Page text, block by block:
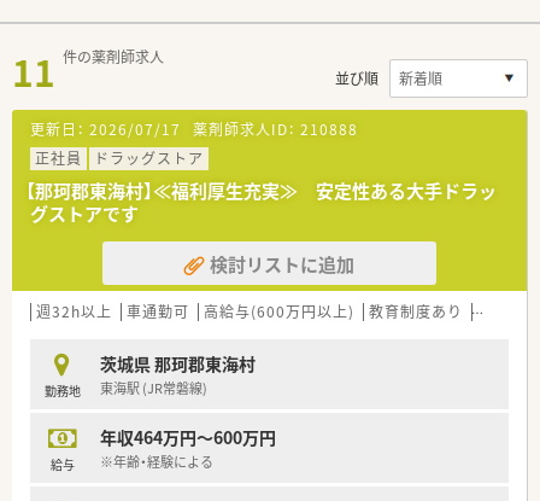
11 件の薬剤師求人
並び順
更新日： 2026/07/17 薬剤師求人ID： 210888
正社員
ドラッグストア
【那珂郡東海村】≪福利厚生充実≫ 安定性ある大手ドラッ
グストアです
検討リストに追加
週32h以上 車通勤可 高給与(600万円以上) 教育制度あり シフト制
勤務地
茨城県 那珂郡東海村
東海駅 (JR常磐線)
給与
年収464万円～600万円
※年齢・経験による